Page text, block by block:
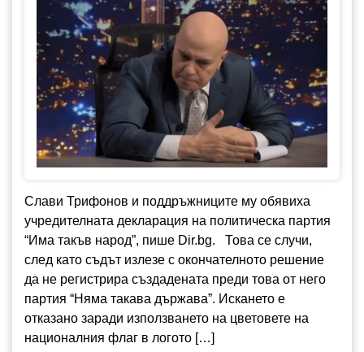
Слави Трифонов и поддръжниците му обявиха
учредителната декларация на политическа партия
“Има такъв народ”, пише Dir.bg. Това се случи,
след като съдът излезе с окончателното решение
да не регистрира създадената преди това от него
партия “Няма такава държава”. Искането е
отказано заради използването на цветовете на
националния флаг в логото […]